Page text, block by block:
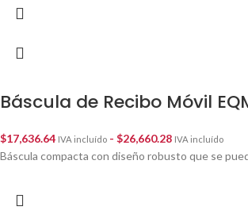
Báscula de Recibo Móvil
$17,636.64 IVA incluído - $26,660.28 IVA incluído
Báscula compacta con diseño robusto que se